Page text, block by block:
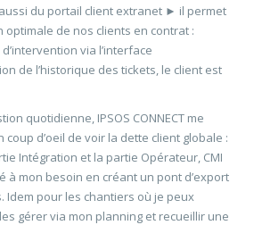
du portail client extranet ► il permet
optimale de nos clients en contrat :
via l’interface
de l’historique des tickets, le client est
quotidienne, IPSOS CONNECT me
coup d’oeil de voir la dette client globale :
Intégration et la partie Opérateur, CMI
à mon besoin en créant un pont d’export
Idem pour les chantiers où je peux
gérer via mon planning et recueillir une